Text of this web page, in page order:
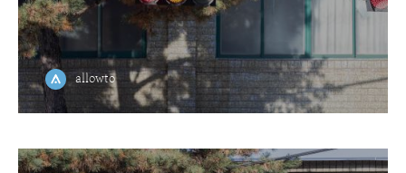
allowto